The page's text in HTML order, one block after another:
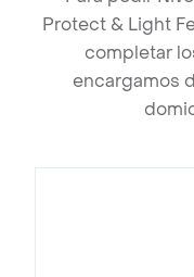
Protect & Light
completar
encargamos